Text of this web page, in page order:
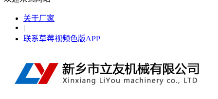
关于厂家
|
联系草莓视频色版APP